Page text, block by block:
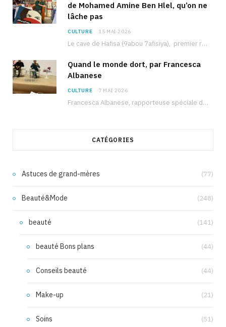
de Mohamed Amine Ben Hlel, qu’on ne
lâche pas
CULTURE 15 MAI 2026
Le cave de Hafisa (9abou 7afisiya), premier roman du journaliste tunisien Mohamed Amine Ben Hlel,…
Quand le monde dort, par Francesca
Albanese
CULTURE 7 MAI 2026
Francesca Albanese, rapporteuse spéciale de l’ONU sur les territoires palestiniens occupés, était à Tunis pour…
CATÉGORIES
Astuces de grand-mères (77)
Beauté&Mode (248)
beauté (141)
beauté Bons plans (44)
Conseils beauté (44)
Make-up (21)
Soins (51)